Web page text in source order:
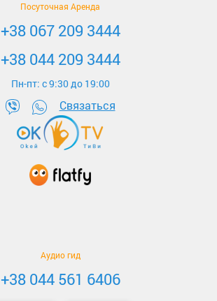
Посуточная Аренда
+38 067 209 3444
+38 044 209 3444
Пн-пт: c 9:30 до 19:00
Связаться
Аудио гид
+38 044 561 6406